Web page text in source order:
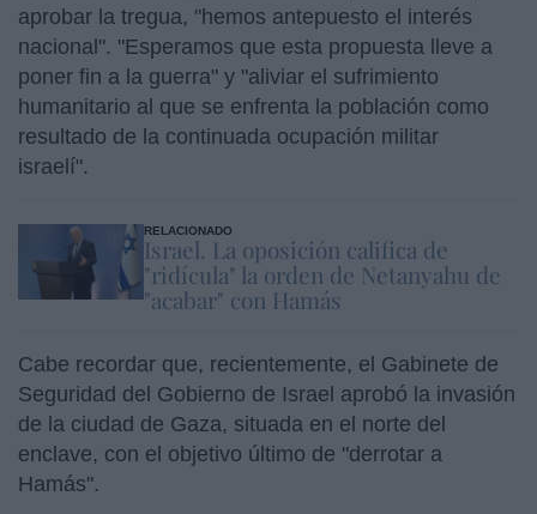
aprobar la tregua, "hemos antepuesto el interés
nacional". "Esperamos que esta propuesta lleve a
poner fin a la guerra" y "aliviar el sufrimiento
humanitario al que se enfrenta la población como
resultado de la continuada ocupación militar
israelí".
RELACIONADO
Israel. La oposición califica de
"ridícula" la orden de Netanyahu de
"acabar" con Hamás
Cabe recordar que, recientemente, el Gabinete de
Seguridad del Gobierno de Israel aprobó la invasión
de la ciudad de Gaza, situada en el norte del
enclave, con el objetivo último de "derrotar a
Hamás".